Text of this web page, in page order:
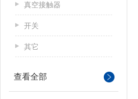
真空接触器
开关
其它
查看全部